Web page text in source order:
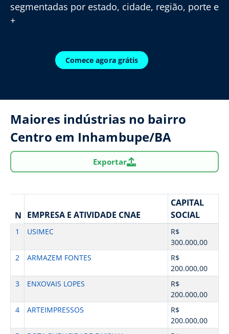
segmentadas por estado, cidade, região, porte e
+
Comece agora grátis
Maiores indústrias no bairro
Centro em Inhambupe/BA
Exportar
N EMPRESA E ATIVIDADE CNAE
CAPITAL
SOCIAL
1 USIMEC
R$
300.000,00
2
ARMAZEM FONTES
R$
200.000,00
3
ENXOVAIS LOPES
R$
200.000,00
4
ARTEIMPRESSOS
R$
200.000,00